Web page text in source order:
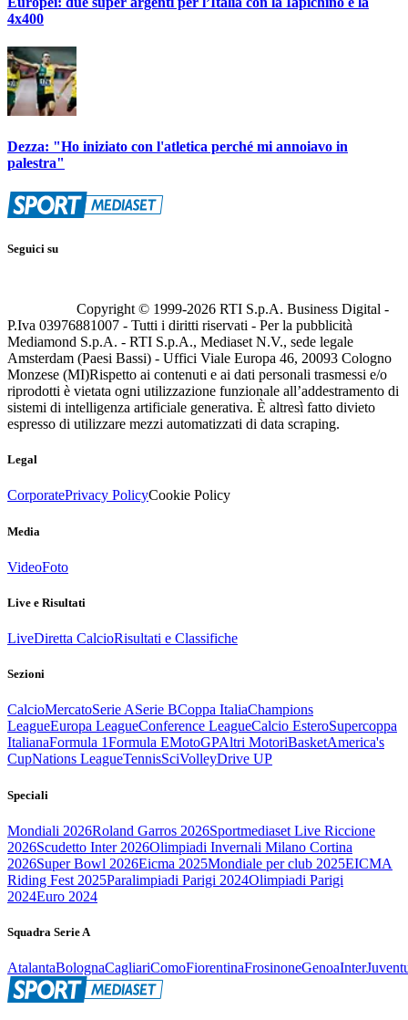
4x400
Dezza: "Ho iniziato con l'atletica perché mi annoiavo in
palestra"
Seguici su
Copyright © 1999-2026 RTI S.p.A. Business Digital -
P.Iva 03976881007 - Tutti i diritti riservati - Per la pubblicità
Mediamond S.p.A. - RTI S.p.A., Mediaset N.V., sede legale
Amsterdam (Paesi Bassi) - Uffici Viale Europa 46, 20093 Cologno
Monzese (MI)Rispetto ai contenuti e ai dati personali trasmessi e/o
riprodotti è vietata ogni utilizzazione funzionale all’addestramento di
sistemi di intelligenza artificiale generativa. È altresì fatto divieto
espresso di utilizzare mezzi automatizzati di data scraping.
Legal
CorporatePrivacy PolicyCookie Policy
Media
VideoFoto
Live e Risultati
LiveDiretta CalcioRisultati e Classifiche
Sezioni
CalcioMercatoSerie ASerie BCoppa ItaliaChampions
LeagueEuropa LeagueConference LeagueCalcio EsteroSupercoppa
ItalianaFormula 1Formula EMotoGPAltri MotoriBasketAmerica's
CupNations LeagueTennisSciVolleyDrive UP
Speciali
Mondiali 2026Roland Garros 2026Sportmediaset Live Riccione
2026Scudetto Inter 2026Olimpiadi Invernali Milano Cortina
2026Super Bowl 2026Eicma 2025Mondiale per club 2025EICMA
Riding Fest 2025Paralimpiadi Parigi 2024Olimpiadi Parigi
2024Euro 2024
Squadra Serie A
AtalantaBolognaCagliariComoFiorentinaFrosinoneGenoaInter